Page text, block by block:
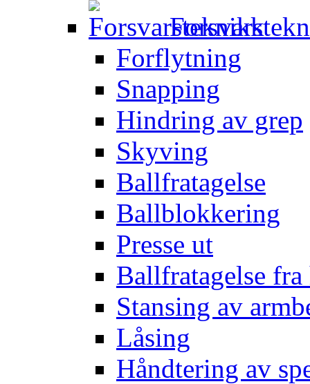
Forflytning
Snapping
Hindring av grep
Skyving
Ballfratagelse
Ballblokkering
Presse ut
Ballfratagelse fra
Stansing av
Låsing
Håndtering av